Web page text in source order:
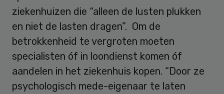
ziekenhuizen die “alleen de lusten plukken
en niet de lasten dragen”. Om de
betrokkenheid te vergroten moeten
specialisten óf in loondienst komen óf
aandelen in het ziekenhuis kopen. “Door ze
psychologisch mede-eigenaar te laten